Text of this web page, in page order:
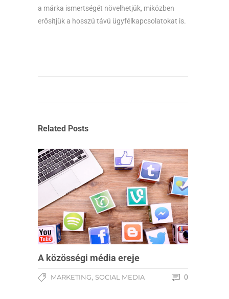
a márka ismertségét növelhetjük, miközben
erősítjük a hosszú távú ügyfélkapcsolatokat is.
Related Posts
A közösségi média ereje
MARKETING, SOCIAL MEDIA 0